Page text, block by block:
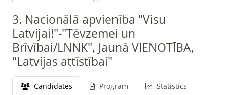
3. Nacionālā apvienība "Visu
Latvijai!"-"Tēvzemei un
Brīvībai/LNNK", Jaunā VIENOTĪBA,
"Latvijas attīstībai"
Candidates Program Statistics